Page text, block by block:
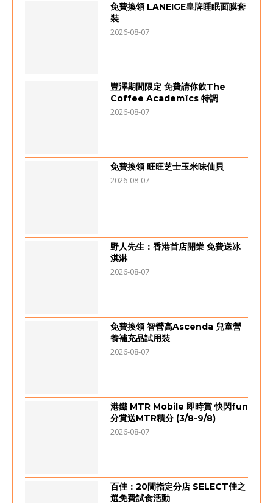
免費換領 LANEIGE皇牌睡眠面膜套
裝
2026-08-07
豐澤期間限定 免費請你飲The
Coffee Academïcs 特調
2026-08-07
免費換領 旺旺芝士玉米味仙貝
2026-08-07
野人先生：香港首店開業 免費送冰
淇淋
2026-08-07
免費換領 智營高Ascenda 兒童營
養補充品試用裝
2026-08-07
港鐵 MTR Mobile 即時賞 快閃fun
分賞送MTR積分 (3/8-9/8)
2026-08-07
百佳：20間指定分店 SELECT佳之
選免費試食活動